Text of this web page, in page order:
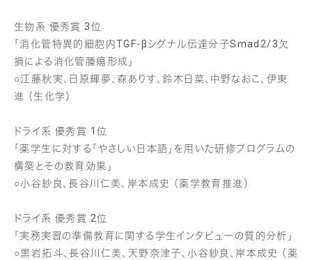
生物系 優秀賞 3位
「消化管特異的細胞内TGF-βシグナル伝達分子Smad2/3欠
損による消化管腫瘍形成」
○江藤秋実、日原輝夢、森ありす、鈴木日菜、中野なおこ、伊東
進 （生化学）
ドライ系 優秀賞 1位
「薬学生に対する「やさしい日本語」を用いた研修プログラムの
構築とその教育効果」
○小谷紗良、長谷川仁美、岸本成史 （薬学教育推進）
ドライ系 優秀賞 2位
「実務実習の準備教育に関する学生インタビューの質的分析」
○黒岩拓斗、長谷川仁美、天野奈津子、小谷紗良、岸本成史 （薬